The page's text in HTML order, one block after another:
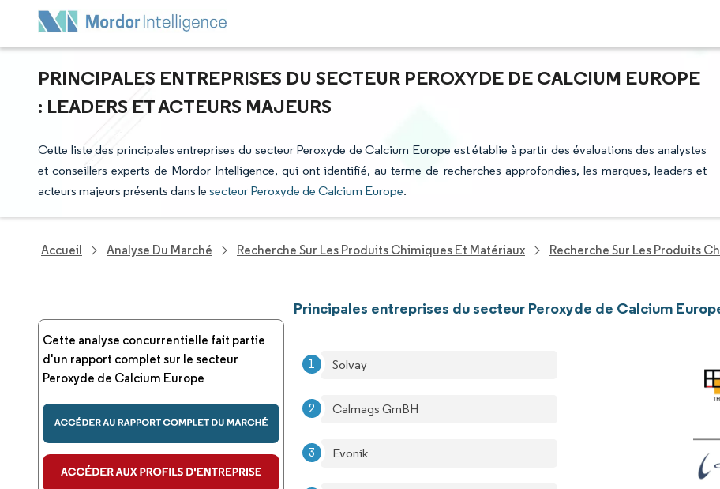
PRINCIPALES ENTREPRISES DU SECTEUR PEROXYDE DE CALCIUM EUROPE
: LEADERS ET ACTEURS MAJEURS
Cette liste des principales entreprises du secteur Peroxyde de Calcium Europe est établie à partir des évaluations des analystes
et conseillers experts de Mordor Intelligence, qui ont identifié, au terme de recherches approfondies, les marques, leaders et
acteurs majeurs présents dans le secteur Peroxyde de Calcium Europe.
Accueil Analyse Du Marché Recherche Sur Les Produits Chimiques Et Matériaux Recherche Sur Les Produits
Cette analyse concurrentielle fait partie
d'un rapport complet sur le secteur
Peroxyde de Calcium Europe
Principales entreprises du secteur Peroxyde de Calcium
Solvay
Calmags GmBH
Evonik